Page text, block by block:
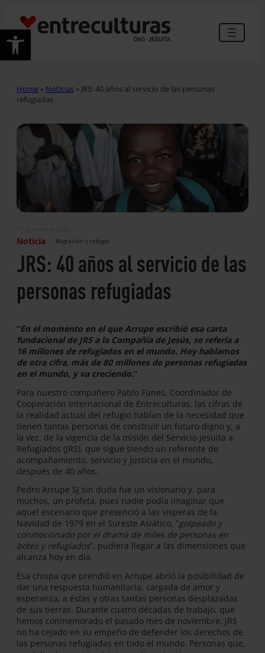
Abrir barra de herramientas
Home » Noticias » JRS: 40 años al servicio de las personas
refugiadas
Noticia Migración y refugio
JRS: 40 años al servicio de las
personas refugiadas
“En el momento en el que Arrupe escribió esa carta
fundacional de JRS a la Compañía de Jesús, se refería a
16 millones de refugiados en el mundo. Hoy hablamos
de otra cifra, más de 80 millones de personas refugiadas
en el mundo, y va creciendo.”
Para nuestro compañero Pablo Funes, Coordinador de
Cooperación Internacional de Entreculturas, las cifras de
la realidad actual del refugio hablan de la necesidad que
tienen tantas personas de construir un futuro digno y, a
la vez, de la vigencia de la misión del Servicio Jesuita a
Refugiados (JRS), que sigue siendo un referente de
acompañamiento, servicio y justicia en el mundo,
después de 40 años.
Pedro Arrupe SJ sin duda fue un visionario y, para
muchos, un profeta, pues nadie podía imaginar que
aquel escenario que presenció a las vísperas de la
Navidad de 1979 en el Sureste Asiático, “golpeado y
conmocionado por el drama de miles de personas en
botes y refugiados”, pudiera llegar a las dimensiones que
alcanza hoy en día.
Esa chispa que prendió en Arrupe abrió la posibilidad de
dar una respuesta humanitaria, cargada de amor y
esperanza, a éstas y otras tantas personas desplazadas
de sus tierras. Durante cuatro décadas de trabajo, que
hemos conmemorado el pasado mes de noviembre, JRS
no ha cejado en su empeño de defender los derechos de
las personas refugiadas en todo el mundo. Personas que,